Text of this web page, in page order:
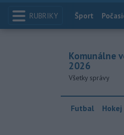
RUBRIKY Index
Šport
Komunálne
2026
Všetky správy
Futbal Hokej